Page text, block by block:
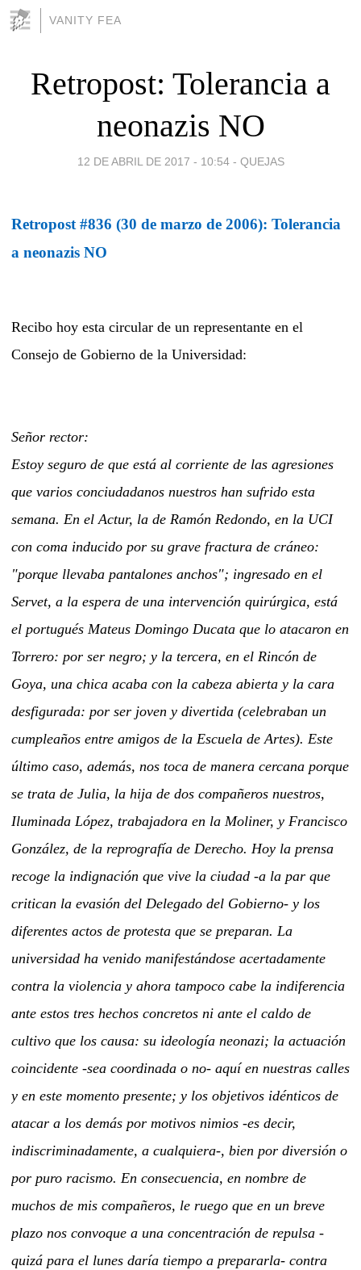
VANITY FEA
Retropost: Tolerancia a
neonazis NO
12 DE ABRIL DE 2017 - 10:54 - QUEJAS
Retropost #836 (30 de marzo de 2006): Tolerancia
a neonazis NO
Recibo hoy esta circular de un representante en el
Consejo de Gobierno de la Universidad:
Señor rector:
Estoy seguro de que está al corriente de las agresiones
que varios conciudadanos nuestros han sufrido esta
semana. En el Actur, la de Ramón Redondo, en la UCI
con coma inducido por su grave fractura de cráneo:
"porque llevaba pantalones anchos"; ingresado en el
Servet, a la espera de una intervención quirúrgica, está
el portugués Mateus Domingo Ducata que lo atacaron en
Torrero: por ser negro; y la tercera, en el Rincón de
Goya, una chica acaba con la cabeza abierta y la cara
desfigurada: por ser joven y divertida (celebraban un
cumpleaños entre amigos de la Escuela de Artes). Este
último caso, además, nos toca de manera cercana porque
se trata de Julia, la hija de dos compañeros nuestros,
Iluminada López, trabajadora en la Moliner, y Francisco
González, de la reprografía de Derecho. Hoy la prensa
recoge la indignación que vive la ciudad -a la par que
critican la evasión del Delegado del Gobierno- y los
diferentes actos de protesta que se preparan. La
universidad ha venido manifestándose acertadamente
contra la violencia y ahora tampoco cabe la indiferencia
ante estos tres hechos concretos ni ante el caldo de
cultivo que los causa: su ideología neonazi; la actuación
coincidente -sea coordinada o no- aquí en nuestras calles
y en este momento presente; y los objetivos idénticos de
atacar a los demás por motivos nimios -es decir,
indiscriminadamente, a cualquiera-, bien por diversión o
por puro racismo. En consecuencia, en nombre de
muchos de mis compañeros, le ruego que en un breve
plazo nos convoque a una concentración de repulsa -
quizá para el lunes daría tiempo a prepararla- contra